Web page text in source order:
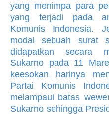
yang menimpa para
yang terjadi pada
Komunis Indonesia.
modal sebuah surat
didapatkan secara
Sukarno pada 11
keesokan harinya
Partai Komunis
melampaui batas
Sukarno sehingga